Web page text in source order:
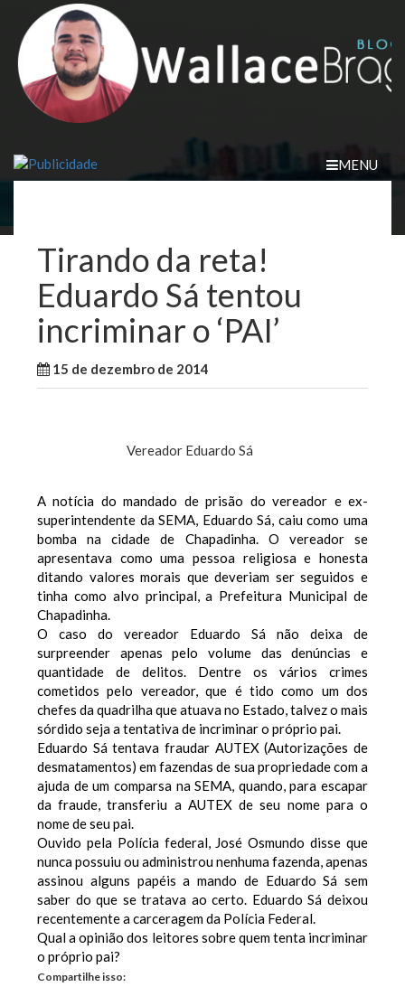
content
MENU
Tirando da reta!
Eduardo Sá tentou
incriminar o ‘PAI’
15 de dezembro de 2014
Vereador Eduardo Sá
A notícia do mandado de prisão do vereador e ex-
superintendente da SEMA, Eduardo Sá, caiu como uma
bomba na cidade de Chapadinha. O vereador se
apresentava como uma pessoa religiosa e honesta
ditando valores morais que deveriam ser seguidos e
tinha como alvo principal, a Prefeitura Municipal de
Chapadinha.
O caso do vereador Eduardo Sá não deixa de
surpreender apenas pelo volume das denúncias e
quantidade de delitos. Dentre os vários crimes
cometidos pelo vereador, que é tido como um dos
chefes da quadrilha que atuava no Estado, talvez o mais
sórdido seja a tentativa de incriminar o próprio pai.
Eduardo Sá tentava fraudar AUTEX (Autorizações de
desmatamentos) em fazendas de sua propriedade com a
ajuda de um comparsa na SEMA, quando, para escapar
da fraude, transferiu a AUTEX de seu nome para o
nome de seu pai.
Ouvido pela Polícia federal, José Osmundo disse que
nunca possuiu ou administrou nenhuma fazenda, apenas
assinou alguns papéis a mando de Eduardo Sá sem
saber do que se tratava ao certo. Eduardo Sá deixou
recentemente a carceragem da Polícia Federal.
Qual a opinião dos leitores sobre quem tenta incriminar
o próprio pai?
Compartilhe isso: